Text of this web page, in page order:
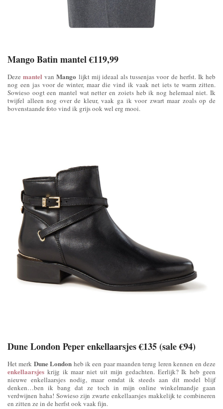
Mango Batin mantel €119,99
Dezemantel vanMango lijkt mij ideaal als tussenjas voor de herfst. Ik heb
nog een jas voor de winter, maar die vind ik vaak net iets te warm zitten.
Sowieso oogt een mantel wat netter en zoiets heb ik nog helemaal niet. Ik
twijfel alleen nog over de kleur, vaak ga ik voor zwart maar zoals op de
bovenstaande foto vind ik grijs ook wel erg mooi.
Dune London Peper enkellaarsjes €135 (sale €94)
Het merk Dune London heb ik een paar maanden terug leren kennen en deze
enkellaarsjes krijg ik maar niet uit mijn gedachten. Eerlijk? Ik heb geen
nieuwe enkellaarsjes nodig, maar omdat ik steeds aan dit model blijf
denken…ben ik bang dat ze toch in mijn online winkelmandje gaan
verdwijnen haha! Sowieso zijn zwarte enkellaarsjes makkelijk te combineren
en zitten ze in de herfst ook vaak fijn.